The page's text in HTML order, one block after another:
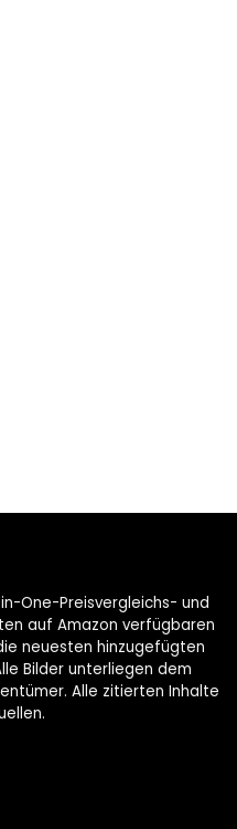
One-Preisvergleichs- und
auf Amazon verfügbaren
neuesten hinzugefügten
Bilder unterliegen dem
Alle zitierten Inhalte